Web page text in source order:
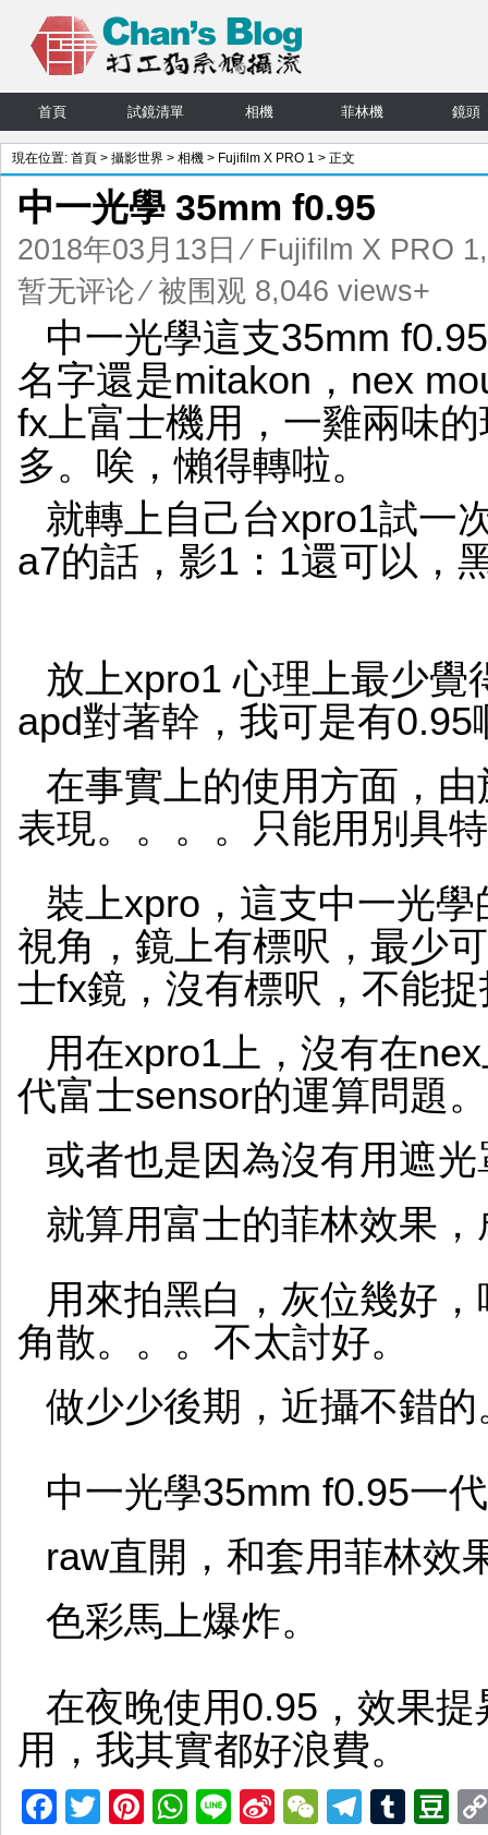
首頁 試鏡清單 相機 菲林機 鏡頭
現在位置: 首頁 > 攝影世界 > 相機 > Fujifilm X PRO 1 > 正文
中一光學 35mm f0.95
2018年03月13日 ⁄ Fujifilm X PRO 1
暂无评论⁄ 被围观 8,046 views+
中一光學這支35mm
名字還是mitakon，nex
fx上富士機用，一雞兩味
多。唉，懶得轉啦。
就轉上自己台xpro1試一
a7的話，影1：1還可以，
放上xpro1 心理上最少覺
apd對著幹，我可是有0.95
在事實上的使用方面，
表現。。。。只能用別具
裝上xpro，這支中一光
視角，鏡上有標呎，最少
士fx鏡，沒有標呎，不能
用在xpro1上，沒有在
代富士sensor的運算問題。
或者也是因為沒有用遮
就算用富士的菲林效果
用來拍黑白，灰位幾好
角散。。。不太討好。
做少少後期，近攝不錯的
中一光學35mm f0.95一
raw直開，和套用菲林效
色彩馬上爆炸。
在夜晚使用0.95，效果
用，我其實都好浪費。
Facebook
TwitterPinterest
WhatsApp
LineSinaWeChat